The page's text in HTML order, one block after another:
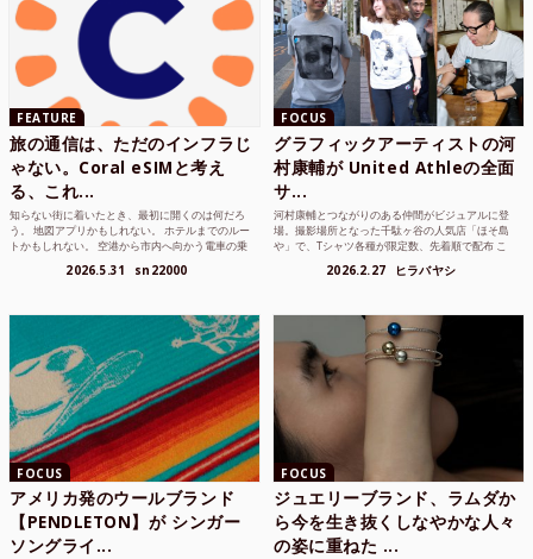
FEATURE
旅の通信は、ただのインフラじ
ゃない。Coral eSIMと考え
る、これ...
知らない街に着いたとき、最初に開くのは何だろ
う。 地図アプリかもしれない。 ホテルまでのルー
トかもしれない。 空港から市内へ向かう電車の乗
2026.5.31 sn22000
FOCUS
グラフィックアーティストの河
村康輔が United Athleの全面
サ...
河村康輔とつながりのある仲間がビジュアルに登
場。撮影場所となった千駄ヶ谷の人気店「ほそ島
や」で、Tシャツ各種が限定数、先着順で配布 こ
2026.2.27 ヒラバヤシ
FOCUS
アメリカ発のウールブランド
【PENDLETON】が シンガー
ソングライ...
FOCUS
ジュエリーブランド、ラムダか
ら今を生き抜くしなやかな人々
の姿に重ねた ...